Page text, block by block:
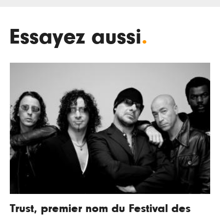
Essayez aussi.
Trust, premier nom du Festival des